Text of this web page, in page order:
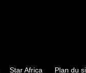
Star Africa Plan du